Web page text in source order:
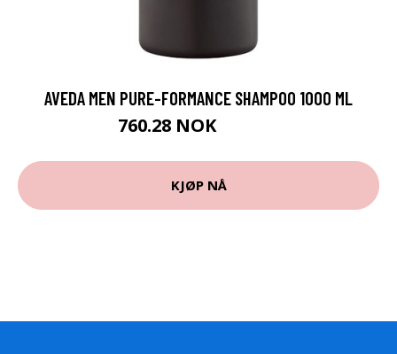
AVEDA MEN PURE-FORMANCE SHAMPOO 1000 ML
760.28 NOK
KJØP NÅ